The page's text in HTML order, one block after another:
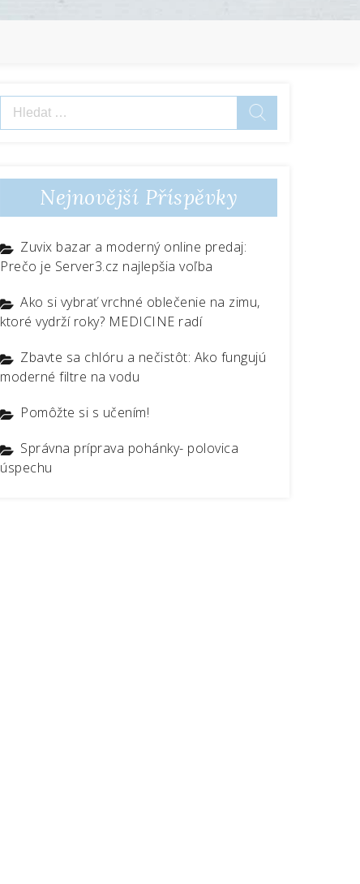
Vyhledávání
Nejnovější Příspěvky
Zuvix bazar a moderný online predaj:
Prečo je Server3.cz najlepšia voľba
Ako si vybrať vrchné oblečenie na zimu,
ktoré vydrží roky? MEDICINE radí
Zbavte sa chlóru a nečistôt: Ako fungujú
moderné filtre na vodu
Pomôžte si s učením!
Správna príprava pohánky- polovica
úspechu